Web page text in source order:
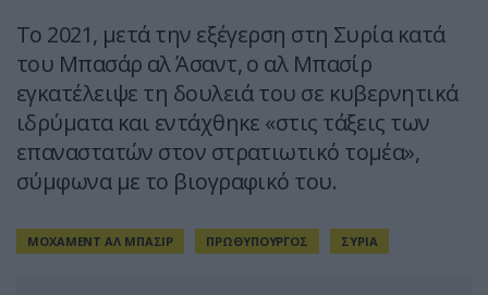
Το 2021, μετά την εξέγερση στη Συρία κατά
του Μπασάρ αλ Άσαντ, ο αλ Μπασίρ
εγκατέλειψε τη δουλειά του σε κυβερνητικά
ιδρύματα και εντάχθηκε «στις τάξεις των
επαναστατών στον στρατιωτικό τομέα»,
σύμφωνα με το βιογραφικό του.
ΜΟΧΑΜΕΝΤ ΑΛ ΜΠΑΣΙΡ ΠΡΩΘΥΠΟΥΡΓΟΣ ΣΥΡΙΑ